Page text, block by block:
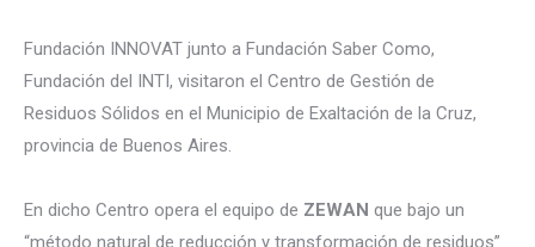
Fundación INNOVAT junto a Fundación Saber Como,
Fundación del INTI, visitaron el Centro de Gestión de
Residuos Sólidos en el Municipio de Exaltación de la Cruz,
provincia de Buenos Aires.
En dicho Centro opera el equipo de ZEWAN que bajo un
“método natural de reducción y transformación de residuos”